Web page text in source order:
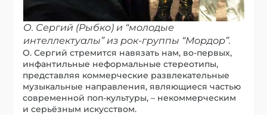
О. Сергий (Рыбко) и “молодые
интеллектуалы” из рок-группы “Мордор”.
О. Сергий стремится навязать нам, во-первых,
инфантильные неформальные стереотипы,
представляя коммерческие развлекательные
музыкальные направления, являющиеся частью
современной поп-культуры, – некоммерческим
и серьёзным искусством.